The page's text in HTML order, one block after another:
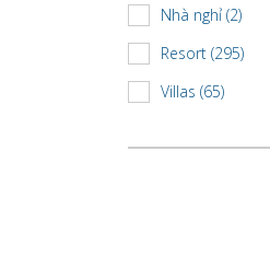
Nhà nghỉ (2)
Resort (295)
Villas (65)